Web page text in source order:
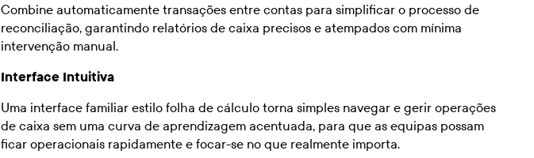
Combine automaticamente transações entre contas para simplificar o processo de
reconciliação, garantindo relatórios de caixa precisos e atempados com mínima
intervenção manual.
Interface Intuitiva
Uma interface familiar estilo folha de cálculo torna simples navegar e gerir operações
de caixa sem uma curva de aprendizagem acentuada, para que as equipas possam
ficar operacionais rapidamente e focar-se no que realmente importa.